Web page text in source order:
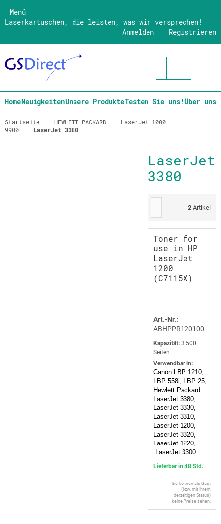
Menü
Laserkartuschen, die leisten, was wir versprechen!
Registrieren
Anmelden
HomeNeuigkeitenUnsere ProdukteTesten Sie uns!Über uns
Startseite HEWLETT PACKARD
LaserJet 1000 -
9900
LaserJet 3380
LaserJet
3380
2 Artikel
Toner for
use in HP
LaserJet
1200
(C7115X)
Art.-Nr.:
ABHPPR120100
Kapazität: 3.500
Seiten
Verwendbar in:
Canon LBP 1210,
LBP 558i, LBP 25,
Hewlett Packard
LaserJet 3380,
LaserJet 3330,
LaserJet 3310,
LaserJet 1200,
LaserJet 3320,
LaserJet 1220,
LaserJet 3300
Lieferbar in 48 Std.
Sie können als Gast
(bzw. mit Ihrem
derzeitigen Status)
keine Preise sehen.